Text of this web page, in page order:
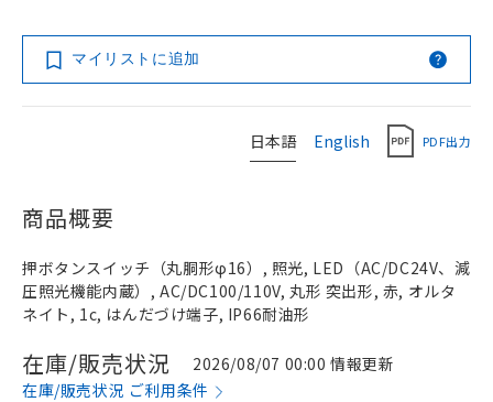
マイリストに追加
日本語 English PDF出力
商品概要
押ボタンスイッチ（丸胴形φ16）, 照光, LED（AC/DC24V、減
圧照光機能内蔵）, AC/DC100/110V, 丸形 突出形, 赤, オルタ
ネイト, 1c, はんだづけ端子, IP66耐油形
在庫/販売状況
2026/08/07 00:00 情報更新
在庫/販売状況 ご利用条件